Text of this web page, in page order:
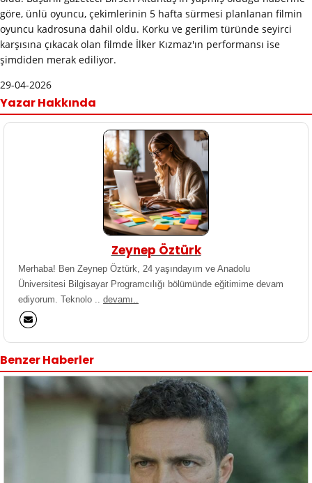
göre, ünlü oyuncu, çekimlerinin 5 hafta sürmesi planlanan filmin
oyuncu kadrosuna dahil oldu. Korku ve gerilim türünde seyirci
karşısına çıkacak olan filmde İlker Kızmaz'ın performansı ise
şimdiden merak ediliyor.
29-04-2026
Yazar Hakkında
Zeynep Öztürk
Merhaba! Ben Zeynep Öztürk, 24 yaşındayım ve Anadolu
Üniversitesi Bilgisayar Programcılığı bölümünde eğitimime devam
ediyorum. Teknolo .. devamı..
Benzer Haberler